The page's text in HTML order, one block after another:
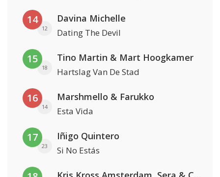
14
12
Davina Michelle
Dating The Devil
15
18
Tino Martin & Mart Hoogkamer
Hartslag Van De Stad
16
14
Marshmello & Farukko
Esta Vida
17
23
Iñigo Quintero
Si No Estás